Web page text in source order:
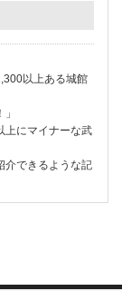
以上ある城館
上にマイナーな武
介できるような記